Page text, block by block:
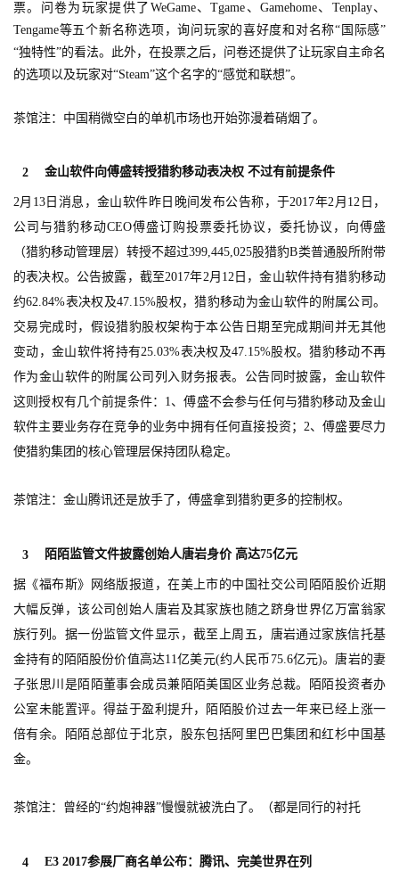
票。问卷为玩家提供了WeGame、Tgame、Gamehome、Tenplay、
Tengame等五个新名称选项，询问玩家的喜好度和对名称“国际感”
“独特性”的看法。此外，在投票之后，问卷还提供了让玩家自主命名
的选项以及玩家对“Steam”这个名字的“感觉和联想”。
茶馆注：中国稍微空白的单机市场也开始弥漫着硝烟了。
2 金山软件向傅盛转授猎豹移动表决权 不过有前提条件
2月13日消息，金山软件昨日晚间发布公告称，于2017年2月12日，
公司与猎豹移动CEO傅盛订购投票委托协议，委托协议，向傅盛
（猎豹移动管理层）转授不超过399,445,025股猎豹B类普通股所附带
的表决权。公告披露，截至2017年2月12日，金山软件持有猎豹移动
约62.84%表决权及47.15%股权，猎豹移动为金山软件的附属公司。
交易完成时，假设猎豹股权架构于本公告日期至完成期间并无其他
变动，金山软件将持有25.03%表决权及47.15%股权。猎豹移动不再
作为金山软件的附属公司列入财务报表。公告同时披露，金山软件
这则授权有几个前提条件：1、傅盛不会参与任何与猎豹移动及金山
软件主要业务存在竞争的业务中拥有任何直接投资；2、傅盛要尽力
使猎豹集团的核心管理层保持团队稳定。
茶馆注：金山腾讯还是放手了，傅盛拿到猎豹更多的控制权。
3 陌陌监管文件披露创始人唐岩身价 高达75亿元
据《福布斯》网络版报道，在美上市的中国社交公司陌陌股价近期
大幅反弹，该公司创始人唐岩及其家族也随之跻身世界亿万富翁家
族行列。据一份监管文件显示，截至上周五，唐岩通过家族信托基
金持有的陌陌股份价值高达11亿美元(约人民币75.6亿元)。唐岩的妻
子张思川是陌陌董事会成员兼陌陌美国区业务总裁。陌陌投资者办
公室未能置评。得益于盈利提升，陌陌股价过去一年来已经上涨一
倍有余。陌陌总部位于北京，股东包括阿里巴巴集团和红杉中国基
金。
茶馆注：曾经的“约炮神器”慢慢就被洗白了。（都是同行的衬托
4 E3 2017参展厂商名单公布：腾讯、完美世界在列